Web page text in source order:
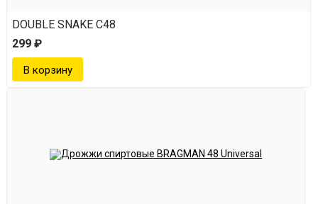
DOUBLE SNAKE C48
299 ₽